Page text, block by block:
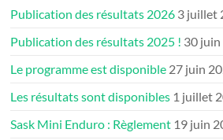
Publication des résultats 2026 3 juillet
Publication des résultats 2025 ! 30
Le programme est disponible 27 juin
Les résultats sont disponibles 1 juillet
Sask Mini Enduro : Règlement 19 juin